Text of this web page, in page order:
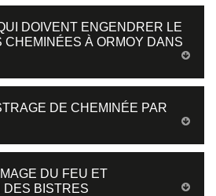
DOIVENT ENGENDRER LE
CHEMINÉES À ORMOY DANS
DE CHEMINÉE PAR
DU FEU ET
DES BISTRES